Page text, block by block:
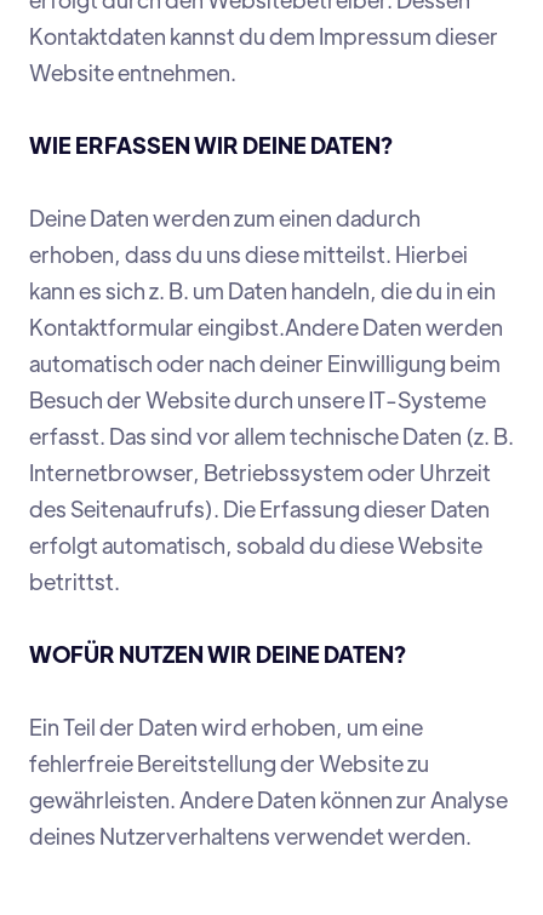
Kontaktdaten kannst du dem Impressum dieser
Website entnehmen.
WIE ERFASSEN WIR DEINE DATEN?
Deine Daten werden zum einen dadurch
erhoben, dass du uns diese mitteilst. Hierbei
kann es sich z. B. um Daten handeln, die du in ein
Kontaktformular eingibst.Andere Daten werden
automatisch oder nach deiner Einwilligung beim
Besuch der Website durch unsere IT-Systeme
erfasst. Das sind vor allem technische Daten (z. B.
Internetbrowser, Betriebssystem oder Uhrzeit
des Seitenaufrufs). Die Erfassung dieser Daten
erfolgt automatisch, sobald du diese Website
betrittst.
WOFÜR NUTZEN WIR DEINE DATEN?
Ein Teil der Daten wird erhoben, um eine
fehlerfreie Bereitstellung der Website zu
gewährleisten. Andere Daten können zur Analyse
deines Nutzerverhaltens verwendet werden.